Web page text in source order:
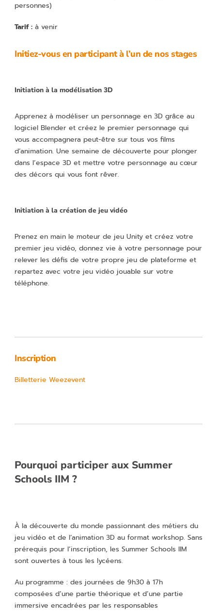
personnes)
Tarif : à venir
Initiez-vous en participant à l’un de nos stages
Initiation à la modélisation 3D
Apprenez à modéliser un personnage en 3D grâce au
logiciel Blender et créez le premier personnage qui
vous accompagnera peut-être sur tous vos films
d’animation. Une semaine de découverte pour plonger
dans l’espace 3D et mettre votre personnage au cœur
des décors qui vous font rêver.
Initiation à la création de jeu vidéo
Prenez en main le moteur de jeu Unity et créez votre
premier jeu vidéo, donnez vie à votre personnage pour
relever les défis de votre propre jeu de plateforme et
repartez avec votre jeu vidéo jouable sur votre
téléphone.
Inscription
Billetterie Weezevent
Pourquoi participer aux Summer
Schools IIM ?
À la découverte du monde passionnant des métiers du
jeu vidéo et de l’animation 3D au format workshop. Sans
prérequis pour l’inscription, les Summer Schools IIM
sont ouvertes à tous les lycéens.
Au programme : des journées de 9h30 à 17h
composées d’une partie théorique et d’une partie
immersive encadrées par les responsables